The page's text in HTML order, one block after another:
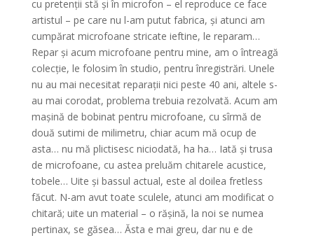
cu pretenții stă și în microfon – el reproduce ce face
artistul – pe care nu l-am putut fabrica, și atunci am
cumpărat microfoane stricate ieftine, le reparam…
Repar și acum microfoane pentru mine, am o întreagă
colecție, le folosim în studio, pentru înregistrări. Unele
nu au mai necesitat reparații nici peste 40 ani, altele s-
au mai corodat, problema trebuia rezolvată. Acum am
mașină de bobinat pentru microfoane, cu sîrmă de
două sutimi de milimetru, chiar acum mă ocup de
asta… nu mă plictisesc niciodată, ha ha… Iată și trusa
de microfoane, cu astea preluăm chitarele acustice,
tobele… Uite și bassul actual, este al doilea fretless
făcut. N-am avut toate sculele, atunci am modificat o
chitară; uite un material – o rășină, la noi se numea
pertinax, se găsea… Ăsta e mai greu, dar nu e de